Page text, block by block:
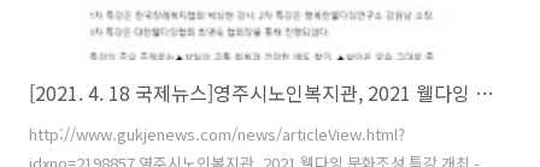
[2021. 4. 18 국제뉴스]영주시노인복지관, 2021 웰다잉 문화조성 특강 개최
http://www.gukjenews.com/news/articleView.html?